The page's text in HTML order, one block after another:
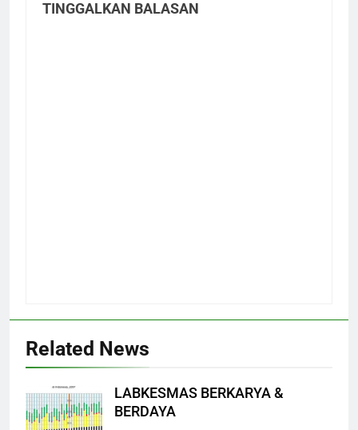
TINGGALKAN BALASAN
Related News
LABKESMAS BERKARYA &
BERDAYA